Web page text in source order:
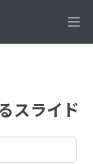
スライド